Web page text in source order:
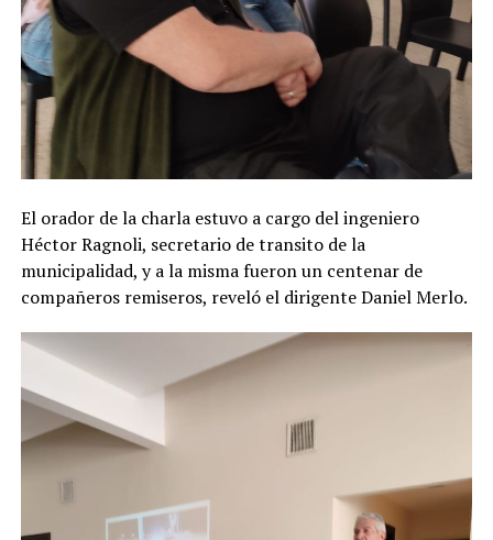
El orador de la charla estuvo a cargo del ingeniero
Héctor Ragnoli, secretario de transito de la
municipalidad, y a la misma fueron un centenar de
compañeros remiseros, reveló el dirigente Daniel Merlo.